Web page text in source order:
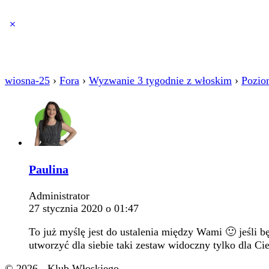
wiosna-25 › Fora › Wyzwanie 3 tygodnie z włoskim ›
Paulina
Administrator
27 stycznia 2020 o 01:47
To już myślę jest do ustalenia między Wami 🙂 jeśli
utworzyć dla siebie taki zestaw widoczny tylko dla